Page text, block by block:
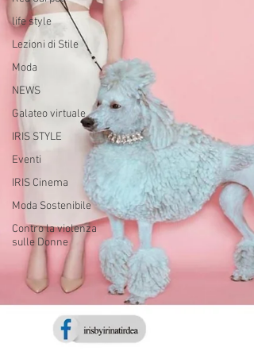
life style
Lezioni di Stile
Moda
NEWS
Galateo virtuale
IRIS STYLE
Eventi
IRIS Cinema
Moda Sostenibile
Contro la violenza
sulle Donne